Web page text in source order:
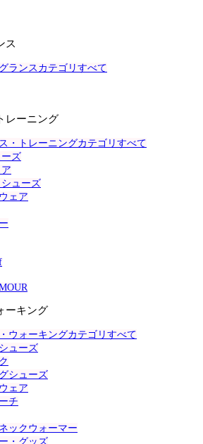
ス
ランスカテゴリすべて
レーニング
・トレーニングカテゴリすべて
ズ
ューズ
ェア
ーキング
ウォーキングカテゴリすべて
ューズ
シューズ
ェア
チ
ックウォーマー
・グッズ